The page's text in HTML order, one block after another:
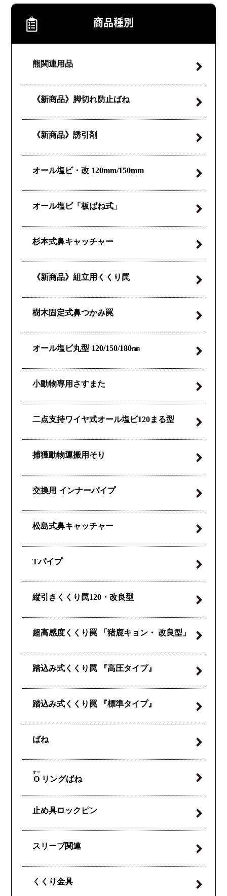
商品種別
熊関連用品
《新商品》 脚切れ防止ばね
《新商品》誘引剤
オール塩ビ・改 120mm/150mm
オール塩ビ「板ばね式」
杉本式鼻キャッチャー
《新商品》 組立用くくり罠
樹木固定式鼻つかみ罠
オール塩ビ丸型 120/150/180㎜
小動物専用さすまた
二点支持ワイヤ式オール塩ビ120まる型
捕獲動物運搬用そり
交換用 インナーパイプ
松島式鼻キャッチャー
Tパイプ
縦引きくくり罠120・改良型
超高感度くくり罠 「猪鹿キョン・ 改良型」
踏込み式くくり罠 『高圧タイプ』
踏込み式くくり罠 『標準タイプ』
ばね
O
オー
リングばね
止め具ロックピン
スリーブ関連
くくり金具